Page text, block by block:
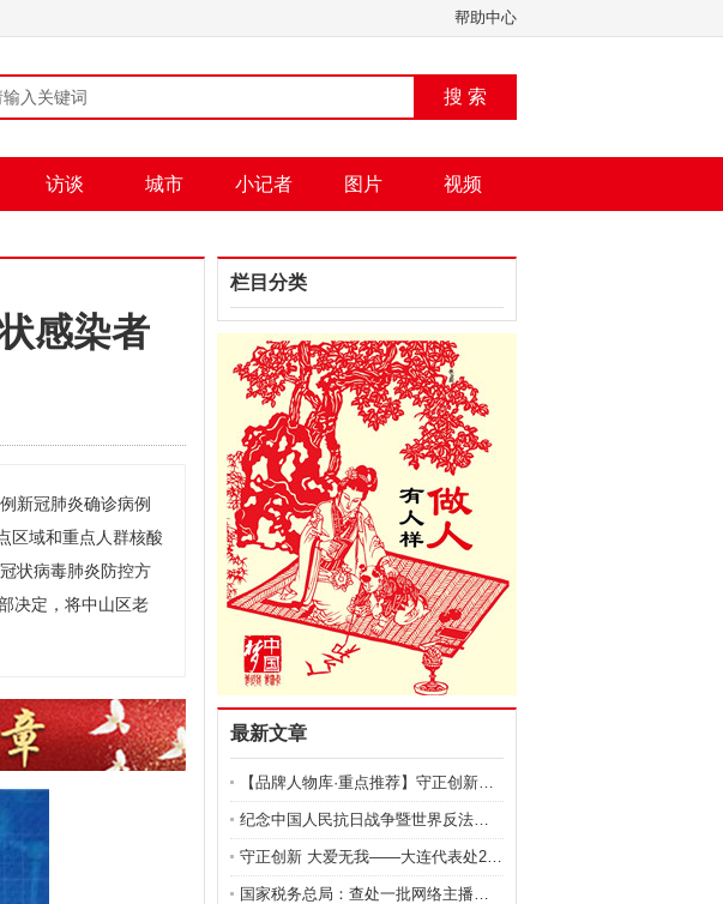
帮助中心
搜 索
访谈 城市 小记者 图片 视频
感染者
新冠肺炎确诊病例
区域和重点人群核酸
状病毒肺炎防控方
决定，将中山区老
栏目分类
最新文章
【品牌人物库·重点推荐】守正创新，仁心保髋——李红
纪念中国人民抗日战争暨世界反法西斯战争胜利80周年
守正创新 大爱无我——大连代表处2025-2026
国家税务总局：查处一批网络主播、明星艺人偷逃税案件